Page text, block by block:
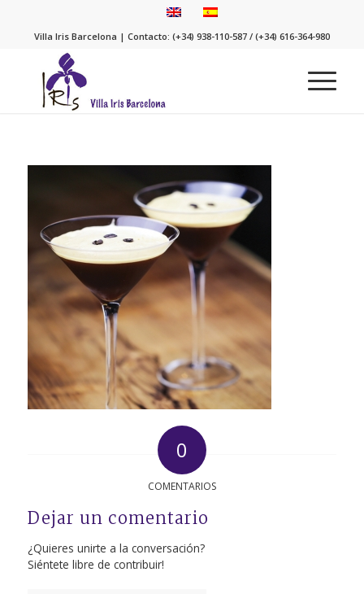
Villa Iris Barcelona | Contacto: (+34) 938-110-587 / (+34) 616-364-980
0
COMENTARIOS
Dejar un comentario
¿Quieres unirte a la conversación?
Siéntete libre de contribuir!